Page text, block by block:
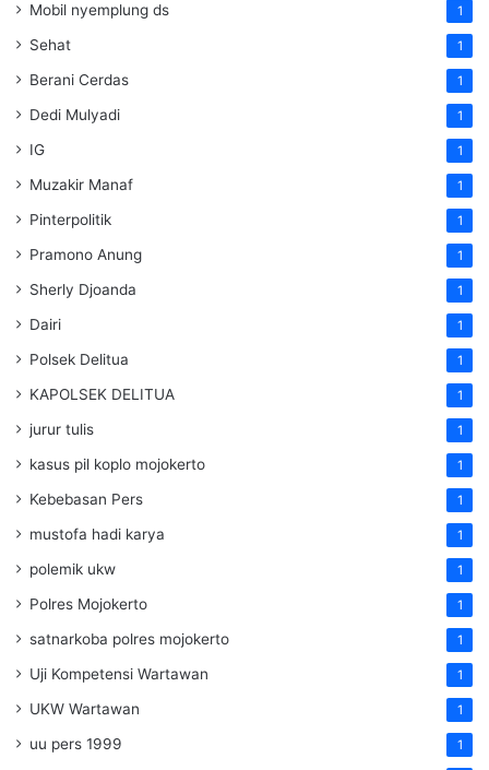
Mobil nyemplung ds 1
Sehat 1
Berani Cerdas 1
Dedi Mulyadi 1
IG 1
Muzakir Manaf 1
Pinterpolitik 1
Pramono Anung 1
Sherly Djoanda 1
Dairi 1
Polsek Delitua 1
KAPOLSEK DELITUA 1
jurur tulis 1
kasus pil koplo mojokerto 1
Kebebasan Pers 1
mustofa hadi karya 1
polemik ukw 1
Polres Mojokerto 1
satnarkoba polres mojokerto 1
Uji Kompetensi Wartawan 1
UKW Wartawan 1
uu pers 1999 1